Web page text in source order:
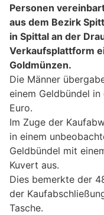
Personen
aus dem Bezirk
in Spittal an der
Verkaufsplattform
Goldmünzen.
Die Männer
einem Geldbündel
Euro.
Im Zuge der
in einem
Geldbündel mit
Kuvert aus.
Dies bemerkte der
der
Tasche.